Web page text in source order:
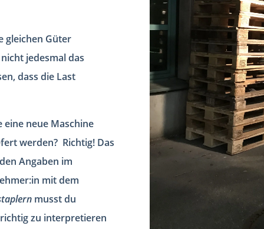
gleichen Güter
jedesmal das
dass die Last
eine neue Maschine
werden? Richtig! Das
Angaben im
mit dem
musst du
zu interpretieren